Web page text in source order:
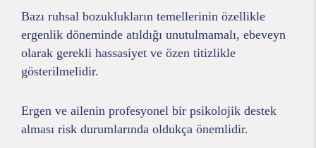
Bazı ruhsal bozuklukların temellerinin özellikle
ergenlik döneminde atıldığı unutulmamalı, ebeveyn
olarak gerekli hassasiyet ve özen titizlikle
gösterilmelidir.
Ergen ve ailenin profesyonel bir psikolojik destek
alması risk durumlarında oldukça önemlidir.